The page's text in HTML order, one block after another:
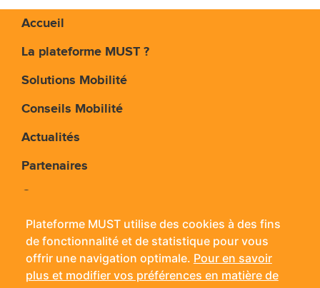
Accueil
La plateforme MUST ?
Solutions Mobilité
Conseils Mobilité
Actualités
Partenaires
Contact
Plateforme MUST - 11 rue Jean Bouin - 24660
Coulounieix-Chamiers
Mobile :06 14 56 42 38- Tél. :05 53 09 03 15- Fax : 05
Plateforme MUST utilise des cookies à des fins
de fonctionnalité et de statistique pour vous
offrir une navigation optimale. Pour en savoir
plus et modifier vos préférences en matière de